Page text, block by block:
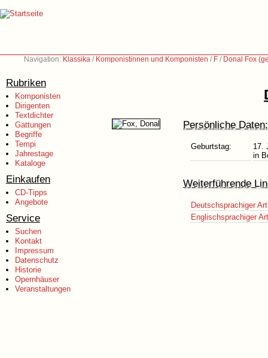
Navigation: Klassika / Komponistinnen und Komponisten / F / Donal Fox
Rubriken
Komponisten
Dirigenten
Textdichter
Gattungen
Begriffe
Tempi
Jahrestage
Kataloge
Einkaufen
CD-Tipps
Angebote
Service
Suchen
Kontakt
Impressum
Datenschutz
Historie
Opernhäuser
Veranstaltungen
Persönliche Daten:
Geburtstag:
17.
in
Weiterführende
Deutschsprachiger
Englischsprachiger